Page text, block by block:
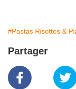
#Pastas Risottos &
Partager